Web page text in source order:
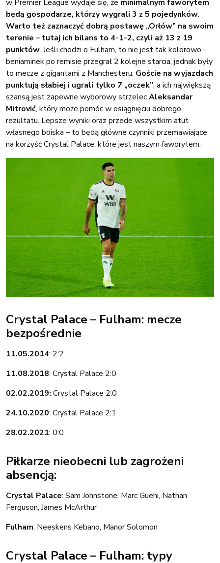
w Premier League wydaje się, że minimalnym faworytem
będą gospodarze, którzy wygrali 3 z 5 pojedynków.
Warto też zaznaczyć dobrą postawę „Orłów” na swoim
terenie – tutaj ich bilans to 4-1-2, czyli aż 13 z 19
punktów. Jeśli chodzi o Fulham, to nie jest tak kolorowo –
beniaminek po remisie przegrał 2 kolejne starcia, jednak były
to mecze z gigantami z Manchesteru. Goście na wyjazdach
punktują słabiej i ugrali tylko 7 „oczek”, a ich największą
szansą jest zapewne wyborowy strzelecAleksandar
Mitrović, który może pomóc w osiągnięciu dobrego
rezultatu. Lepsze wyniki oraz przede wszystkim atut
własnego boiska – to będą główne czynniki przemawiające
na korzyść Crystal Palace, które jest naszym faworytem.
Crystal Palace – Fulham: mecze
bezpośrednie
11.05.2014: 2:2
11.08.2018: Crystal Palace 2:0
02.02.2019: Crystal Palace 2:0
24.10.2020: Crystal Palace 2:1
28.02.2021: 0:0
Piłkarze nieobecni lub zagrożeni
absencją:
Crystal Palace: Sam Johnstone, Marc Guehi, Nathan
Ferguson, James McArthur
Fulham: Neeskens Kebano, Manor Solomon
Crystal Palace – Fulham: typy